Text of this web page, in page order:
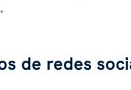
de redes